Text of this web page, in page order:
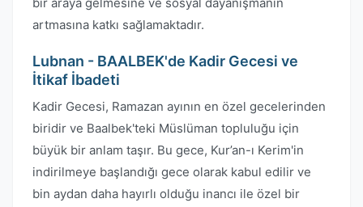
artmasına katkı sağlamaktadır.
Lubnan - BAALBEK'de Kadir Gecesi ve
İtikaf İbadeti
Kadir Gecesi, Ramazan ayının en özel gecelerinden
biridir ve Baalbek'teki Müslüman topluluğu için
büyük bir anlam taşır. Bu gece, Kur’an-ı Kerim'in
indirilmeye başlandığı gece olarak kabul edilir ve
bin aydan daha hayırlı olduğu inancı ile özel bir